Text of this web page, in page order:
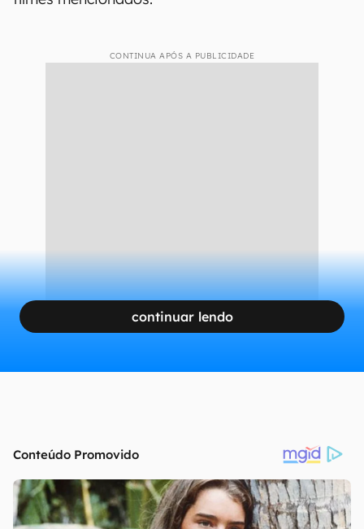
CONTINUA APÓS A PUBLICIDADE
continuar lendo